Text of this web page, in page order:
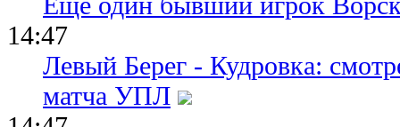
14:47
Левый Берег - Кудровка:
матча УПЛ